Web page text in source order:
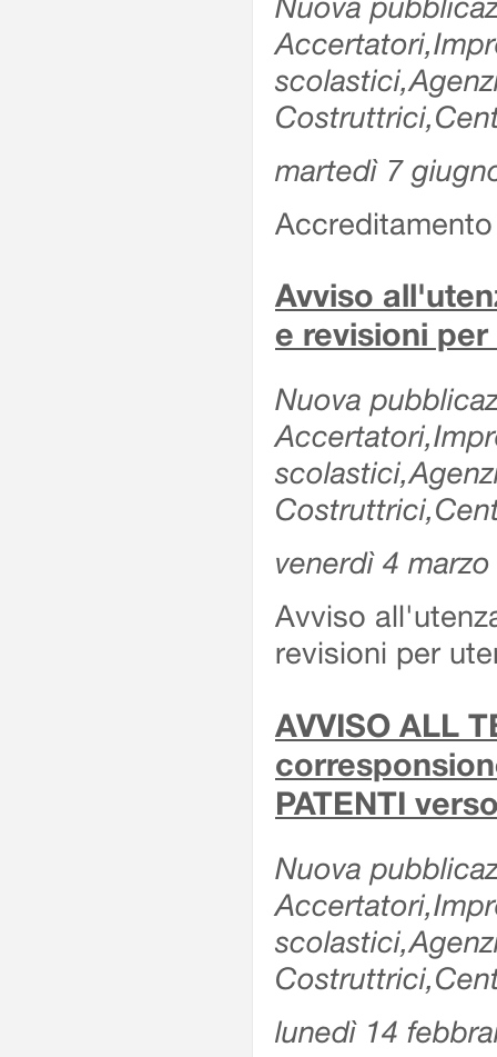
martedì 7
Avviso
e revisioni
Nuova
venerdì 4
Avviso
revisioni per
AVVISO ALL
PATENTI
Nuova
lunedì 14